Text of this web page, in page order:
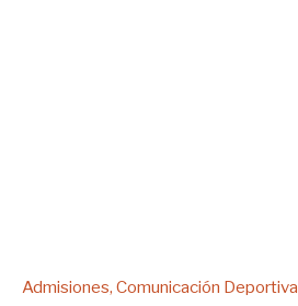
Admisiones Comunicación Deportiva